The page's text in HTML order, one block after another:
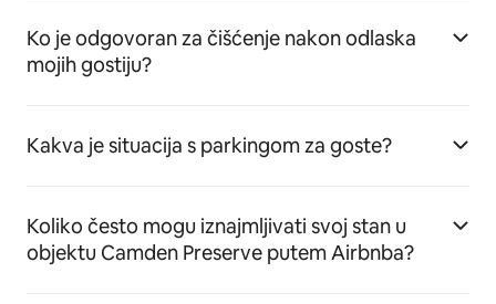
Ko je odgovoran za čišćenje nakon odlaska
mojih gostiju?
Kakva je situacija s parkingom za goste?
Koliko često mogu iznajmljivati svoj stan u
objektu Camden Preserve putem Airbnba?